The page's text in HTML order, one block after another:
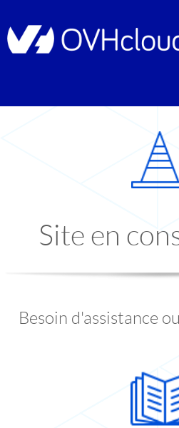
Site en
Besoin d'assistance